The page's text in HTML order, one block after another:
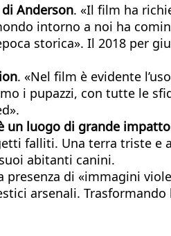
Anderson. «Il film ha
intorno a noi ha
storica». Il 2018 per
. «Nel film è evidente
i pupazzi, con tutte le
un luogo di grande
falliti. Una terra triste e
abitanti canini.
di «immagini
arsenali.